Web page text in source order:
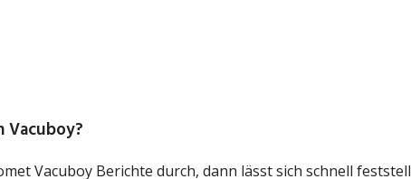
Vacuboy?
Vacuboy Berichte durch, dann lässt sich schnell